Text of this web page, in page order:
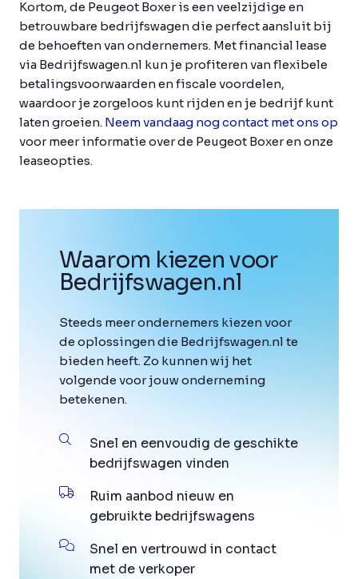
Kortom, de Peugeot Boxer is een veelzijdige en
betrouwbare bedrijfswagen die perfect aansluit bij
de behoeften van ondernemers. Met financial lease
via Bedrijfswagen.nl kun je profiteren van flexibele
betalingsvoorwaarden en fiscale voordelen,
waardoor je zorgeloos kunt rijden en je bedrijf kunt
laten groeien. Neem vandaag nog contact met ons op
voor meer informatie over de Peugeot Boxer en onze
leaseopties.
Waarom kiezen voor
Bedrijfswagen.nl
Steeds meer ondernemers kiezen voor
de oplossingen die Bedrijfswagen.nl te
bieden heeft. Zo kunnen wij het
volgende voor jouw onderneming
betekenen.
Snel en eenvoudig de geschikte
bedrijfswagen vinden
Ruim aanbod nieuw en
gebruikte bedrijfswagens
Snel en vertrouwd in contact
met de verkoper